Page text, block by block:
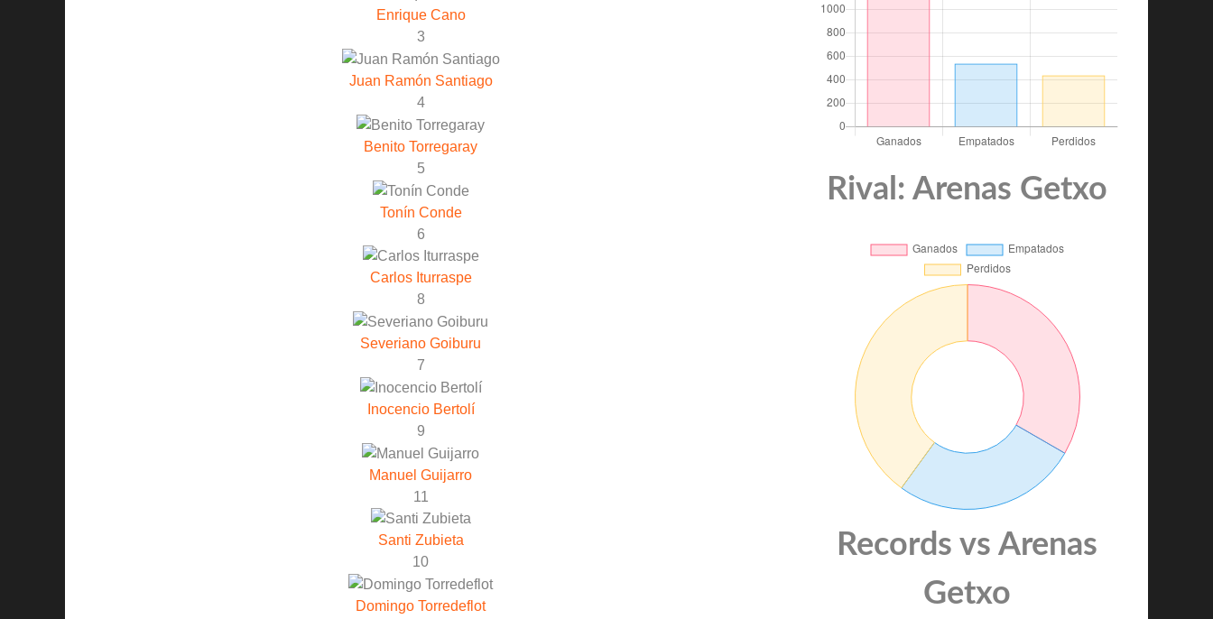
Enrique Cano
3
Juan Ramón Santiago
4
Benito Torregaray
5
Tonín Conde
6
Carlos Iturraspe
8
Severiano Goiburu
7
Inocencio Bertolí
9
Manuel Guijarro
11
Santi Zubieta
10
Domingo Torredeflot
Rival: Arenas Getxo
Records vs Arenas
Getxo